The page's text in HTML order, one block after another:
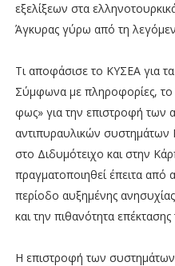
εξελίξεων στα
Άγκυρας γύρω από τη
Τι αποφάσισε το ΚΥΣΕΑ για
Σύμφωνα με πληροφορίες,
φως» για την επιστροφή των
αντιπυραυλικών συστημάτων
στο Διδυμότειχο και στην
πραγματοποιηθεί έπειτα από
περίοδο αυξημένης
και την πιθανότητα
Η επιστροφή των συστημάτων